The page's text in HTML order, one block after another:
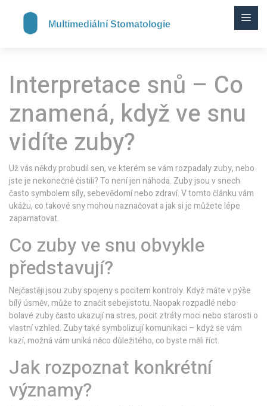
Interpretace snů – Co
znamená, když ve snu
vidíte zuby?
Už vás někdy probudil sen, ve kterém se vám rozpadaly zuby, nebo
jste je nekonečně čistili? To není jen náhoda. Zuby jsou v snech
často symbolem síly, sebevědomí nebo zdraví. V tomto článku vám
ukážu, co takové sny mohou naznačovat a jak si je můžete lépe
zapamatovat.
Co zuby ve snu obvykle
představují?
Nejčastěji jsou zuby spojeny s pocitem kontroly. Když máte v pýše
bílý úsměv, může to značit sebejistotu. Naopak rozpadlé nebo
bolavé zuby často ukazují na stres, pocit ztráty moci nebo starosti o
vlastní vzhled. Zuby také symbolizují komunikaci – když se vám
kazí, možná vám uniká něco důležitého, co byste měli říct.
Jak rozpoznat konkrétní
významy?